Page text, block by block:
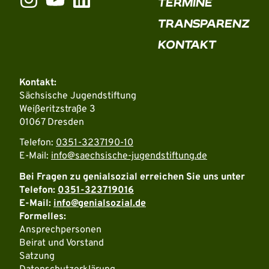
TRANSPARENZ
KONTAKT
Kontakt:
Sächsische Jugendstiftung
Weißeritzstraße 3
01067 Dresden
Telefon: 0351-3237190-10
E-Mail: info@saechsische-jugendstiftung.de
Bei Fragen zu genialsozial erreichen Sie uns unter
Telefon: 0351-323719016
E-Mail: info@genialsozial.de
Formelles:
Ansprechpersonen
Beirat und Vorstand
Satzung